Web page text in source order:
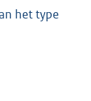
het type